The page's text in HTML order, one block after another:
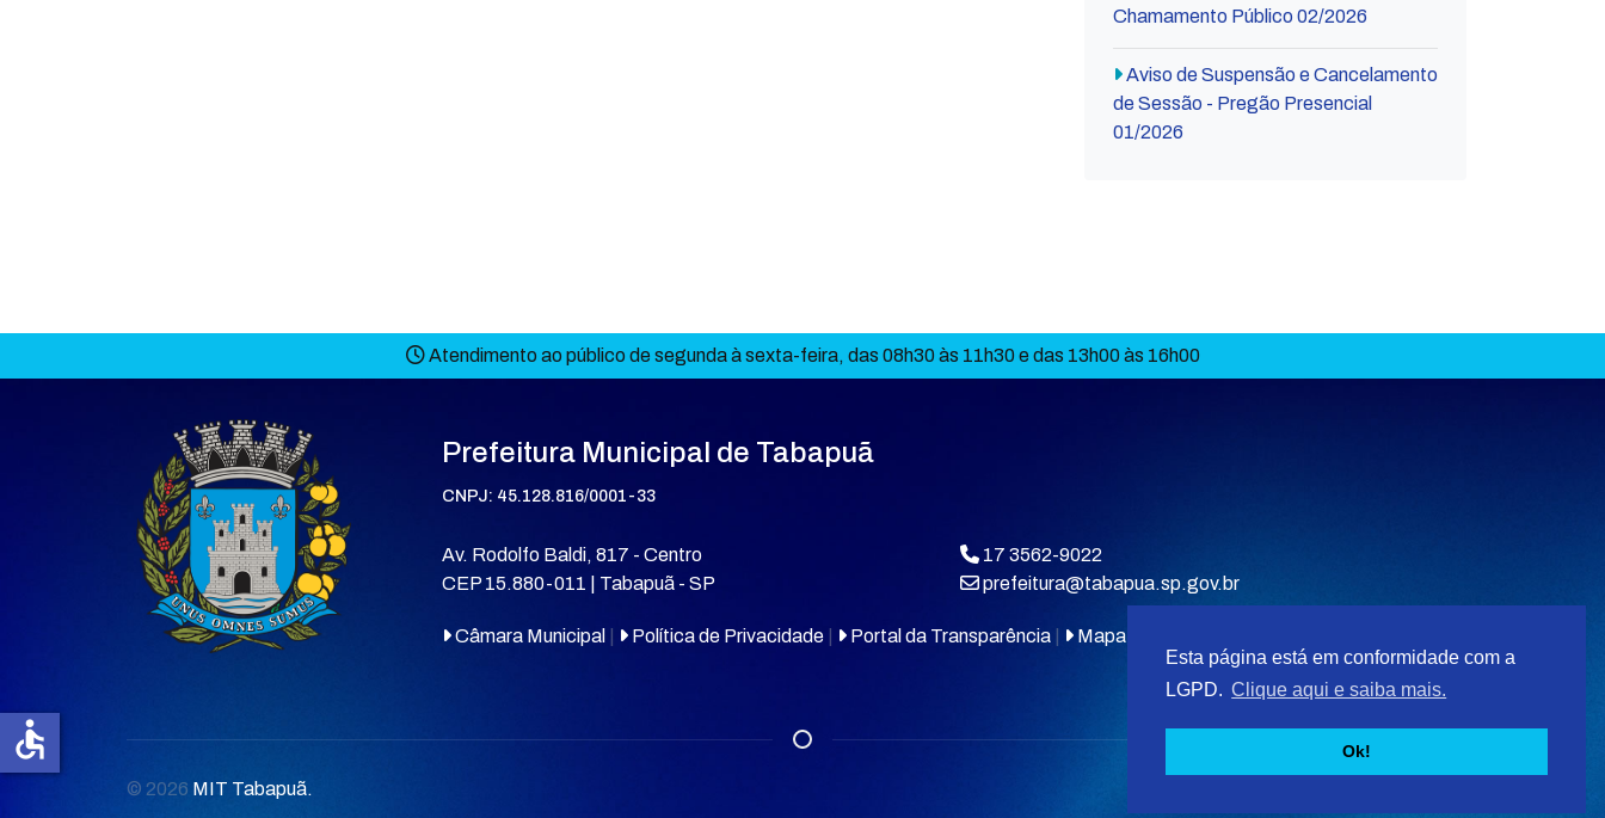
Esta página está em conformidade com a
LGPD. Clique aqui e saiba mais.
Ok!
Chamamento Público 02/2026
Aviso de Suspensão e Cancelamento
de Sessão - Pregão Presencial
01/2026
Atendimento ao público de segunda à sexta-feira, das 08h30 às 11h30 e das 13h00 às 16h00
Prefeitura Municipal de Tabapuã
CNPJ: 45.128.816/0001-33
Av. Rodolfo Baldi, 817 - Centro
CEP 15.880-011 | Tabapuã - SP
17 3562-9022
prefeitura@tabapua.sp.gov.br
Câmara Municipal Política de Privacidade Portal da Transparência Mapa do site
© 2026 MIT Tabapuã.
accessible